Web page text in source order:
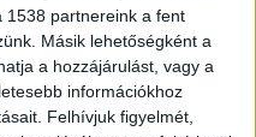
1538 partnereink a fent
Másik lehetőségként a
a hozzájárulást, vagy a
információkhoz
Felhívjuk figyelmét,
eredetileg ígért 30 nap
árak időközben
eredményeképpen
hogy így már nem